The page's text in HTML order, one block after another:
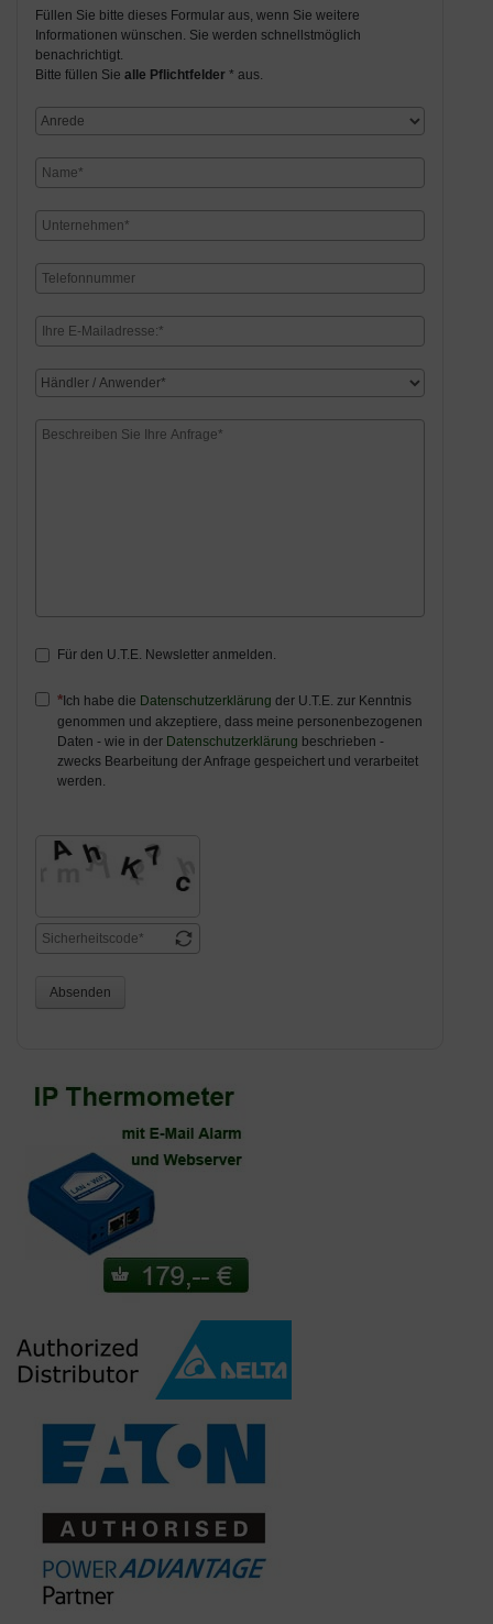
Füllen Sie bitte dieses Formular aus, wenn Sie weitere
Informationen wünschen. Sie werden schnellstmöglich
benachrichtigt.
Bitte füllen Sie alle Pflichtfelder * aus.
Für den U.T.E. Newsletter anmelden.
Ich habe die Datenschutzerklärung der U.T.E. zur Kenntnis
genommen und akzeptiere, dass meine personenbezogenen
Daten - wie in der Datenschutzerklärung beschrieben -
zwecks Bearbeitung der Anfrage gespeichert und verarbeitet
werden.
Absenden